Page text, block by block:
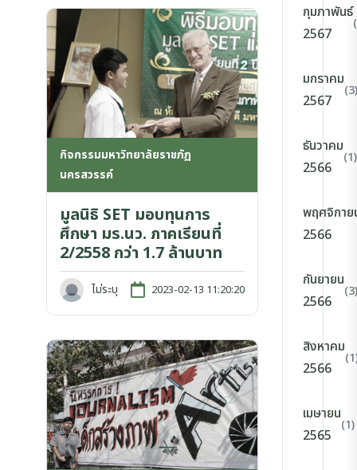
กิจกรรมมหาวิทยาลัยราชภัฏ
นครสวรรค์
มูลนิธิ SET มอบทุนการ
ศึกษา มร.นว. ภาคเรียนที่
2/2558 กว่า 1.7 ล้านบาท
ไม่ระบุ 2023-02-13 11:20:20
กุมภาพันธ์
2567
มกราคม
2567
(3)
ธันวาคม
2566
(1)
พฤศจิกาย
2566
กันยายน
2566
(3)
สิงหาคม
2566
เมษายน
2565
(1)